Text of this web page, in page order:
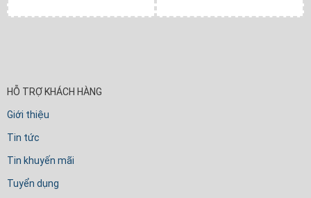
HỖ TRỢ KHÁCH HÀNG
Giới thiệu
Tin tức
Tin khuyến mãi
Tuyển dụng